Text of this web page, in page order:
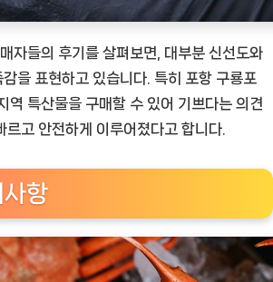
자들의 후기를 살펴보면, 대부분 신선도와
을 표현하고 있습니다. 특히 포항 구룡포
역 특산물을 구매할 수 있어 기쁘다는 의견
르고 안전하게 이루어졌다고 합니다.
항